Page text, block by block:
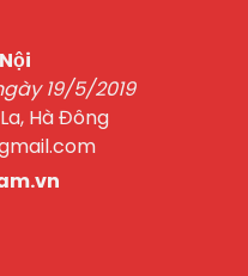
19/5/2019
Hà Đông